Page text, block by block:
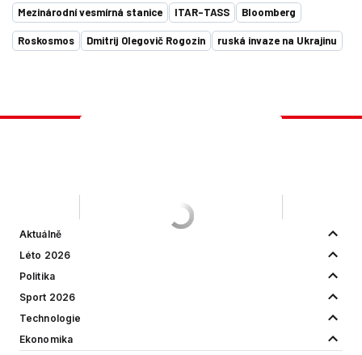
Mezinárodní vesmírná stanice ITAR-TASS Bloomberg
Roskosmos Dmitrij Olegovič Rogozin ruská invaze na Ukrajinu
Aktuálně
Léto 2026
Politika
Sport 2026
Technologie
Ekonomika